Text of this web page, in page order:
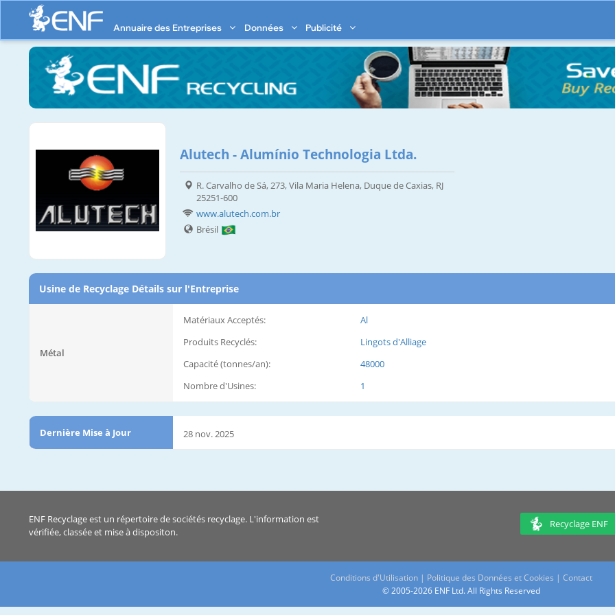
Annuaire des Entreprises Données Publicité
Alutech - Alumínio Technologia Ltda.
R. Carvalho de Sá, 273, Vila Maria Helena, Duque de Caxias, RJ
25251-600
www.alutech.com.br
Brésil
Usine de Recyclage Détails sur l'Entreprise
Métal
Matériaux Acceptés:
Al
Produits Recyclés:
Lingots d'Alliage
Capacité (tonnes/an):
48000
Nombre d'Usines:
1
Dernière Mise à Jour 28 nov. 2025
ENF Recyclage est un répertoire de sociétés recyclage. L'information est
vérifiée, classée et mise à dispositon.
Recyclage ENF
Conditions d'Utilisation | Politique des Données et Cookies | Contact
© 2005-2026 ENF Ltd. All Rights Reserved